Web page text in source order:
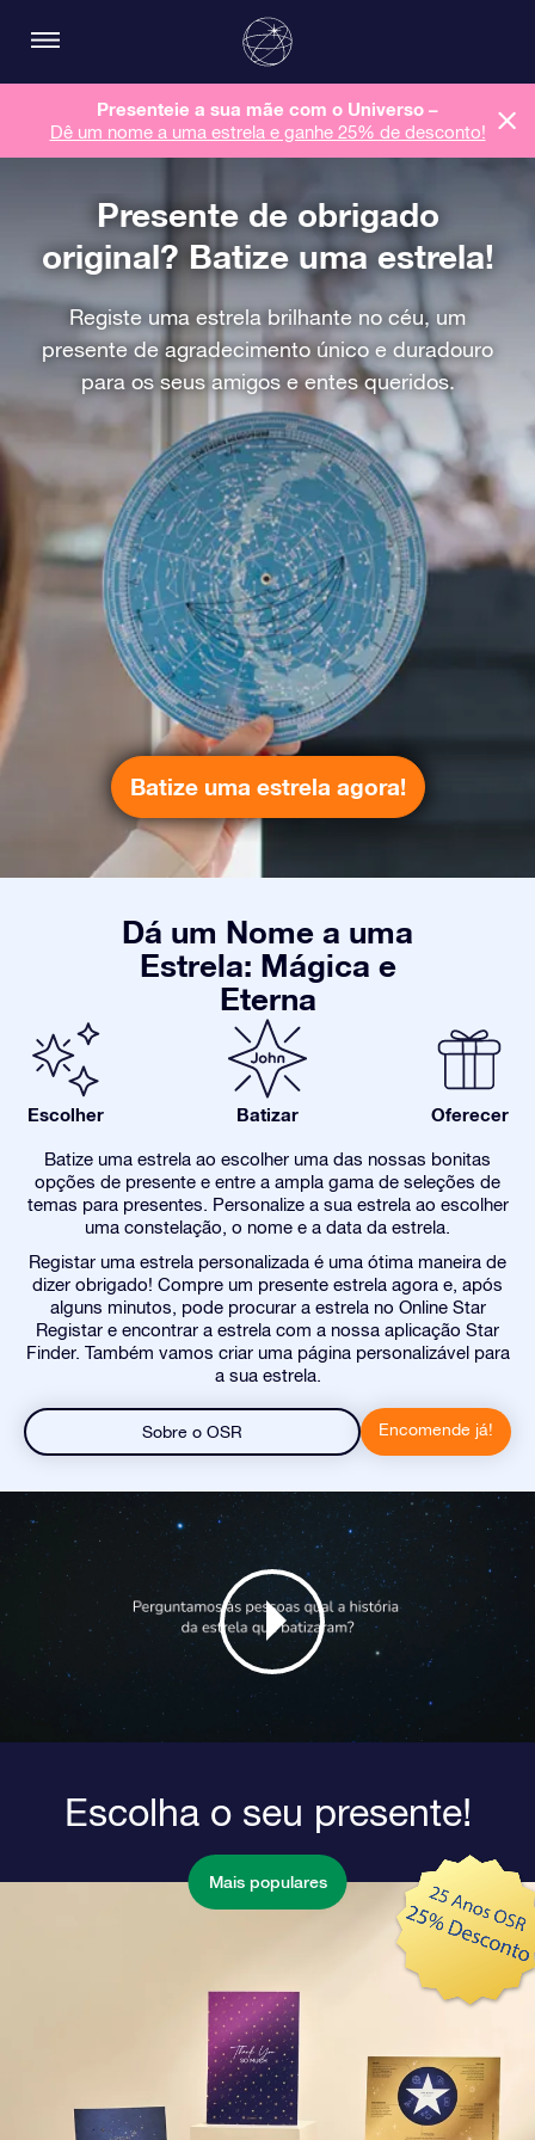
Presenteie a sua mãe com o Universo –
Dê um nome a uma estrela e ganhe 25% de desconto!
Presente de obrigado
original? Batize uma estrela!
Registe uma estrela brilhante no céu, um
presente de agradecimento único e duradouro
para os seus amigos e entes queridos.
Batize uma estrela agora!
Dá um Nome a uma
Estrela: Mágica e
Eterna
Escolher Batizar Oferecer
Batize uma estrela ao escolher uma das nossas bonitas
opções de presente e entre a ampla gama de seleções de
temas para presentes. Personalize a sua estrela ao escolher
uma constelação, o nome e a data da estrela.
Registar uma estrela personalizada é uma ótima maneira de
dizer obrigado! Compre um presente estrela agora e, após
alguns minutos, pode procurar a estrela no Online Star
Registar e encontrar a estrela com a nossa aplicação Star
Finder. Também vamos criar uma página personalizável para
a sua estrela.
Sobre o OSR Encomende já!
Escolha o seu presente!
Mais populares